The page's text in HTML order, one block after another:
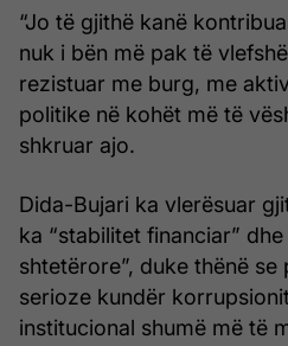
“Jo të gjithë kanë
nuk i bën më pak të
rezistuar me burg, me
politike në kohët më të
shkruar ajo.
Dida-Bujari ka vlerësuar
ka “stabilitet financiar”
shtetërore”, duke thënë
serioze kundër
institucional shumë më të